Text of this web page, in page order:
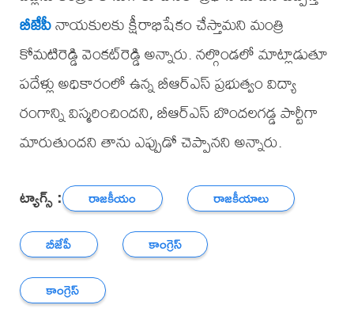
బీజేపీనాయకులకు క్షీరాభిషేకం చేస్తామని మంత్రి
కోమటిరెడ్డి వెంకట్‌రెడ్డి అన్నారు. నల్గొండలో మాట్లాడుతూ
పదేళ్లు అధికారంలో ఉన్న బీఆర్ఎస్ ప్రభుత్వం విద్యా
రంగాన్ని విస్మరించిందని, బీఆర్ఎస్ బొందలగడ్డ పార్టీగా
మారుతుందని తాను ఎప్పుడో చెప్పానని అన్నారు.
ట్యాగ్స్ : రాజకీయం
రాజకీయాలు
బీజేపీ
కాంగ్రెస్
కాంగ్రెస్